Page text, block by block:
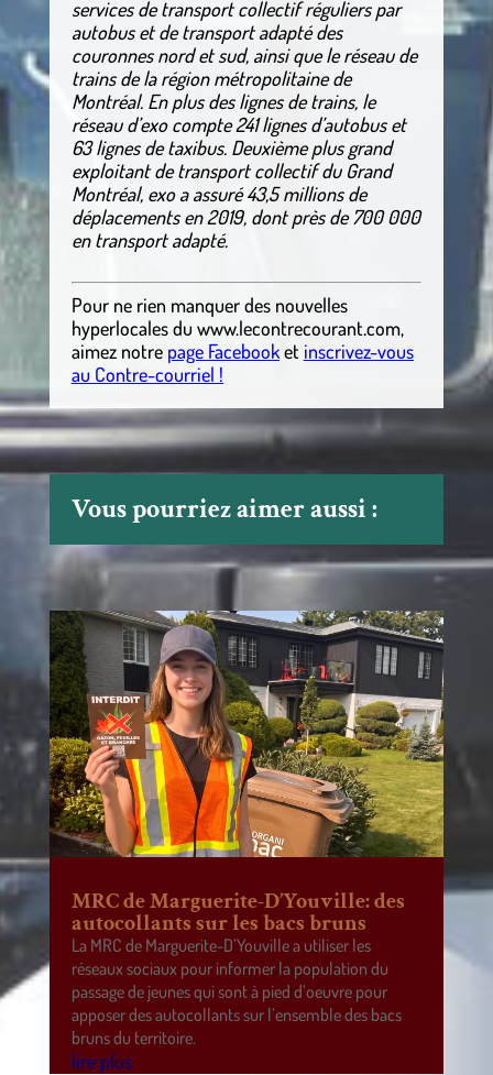
services de transport collectif réguliers par
autobus et de transport adapté des
couronnes nord et sud, ainsi que le réseau de
trains de la région métropolitaine de
Montréal. En plus des lignes de trains, le
réseau d’exo compte 241 lignes d’autobus et
63 lignes de taxibus. Deuxième plus grand
exploitant de transport collectif du Grand
Montréal, exo a assuré 43,5 millions de
déplacements en 2019, dont près de 700 000
en transport adapté.
Pour ne rien manquer des nouvelles
hyperlocalesdu www.lecontrecourant.com,
aimez notre page Facebooket inscrivez-vous
au Contre-courriel !
Vous pourriez aimer aussi :
MRC de Marguerite-D’Youville: des
autocollants sur les bacs bruns
La MRC de Marguerite-D’Youville a utiliser les
réseaux sociaux pour informer la population du
passage de jeunes qui sont à pied d’oeuvre pour
apposer des autocollants sur l’ensemble des bacs
bruns du territoire.
lire plus